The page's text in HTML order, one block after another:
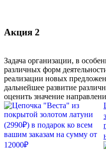
Акция 2
Задача организации, в
различных форм
реализации новых
дальнейшее развитие
оценить значение